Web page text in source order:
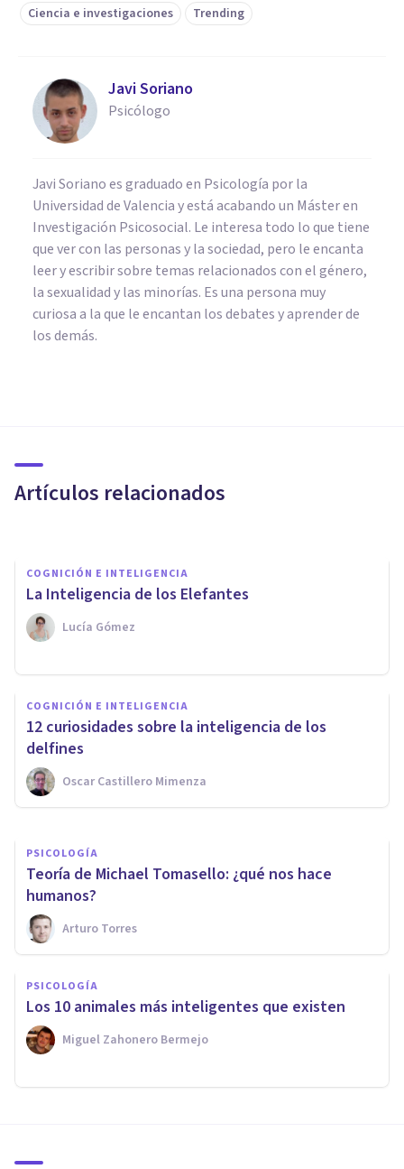
Ciencia e investigaciones Trending
Javi Soriano
Psicólogo
Javi Soriano es graduado en Psicología por la
Universidad de Valencia y está acabando un Máster en
Investigación Psicosocial. Le interesa todo lo que tiene
que ver con las personas y la sociedad, pero le encanta
leer y escribir sobre temas relacionados con el género,
la sexualidad y las minorías. Es una persona muy
curiosa a la que le encantan los debates y aprender de
los demás.
Artículos relacionados
madre, revela la ciencia
COGNICIÓN E INTELIGENCIA
La Inteligencia de los Elefantes
Lucía Gómez
COGNICIÓN E INTELIGENCIA
12 curiosidades sobre la inteligencia de los
delfines
Oscar Castillero Mimenza
COGNICIÓN E INTELIGENCIA
¿Tienen cognición los insectos?
Nahum Montagud Rubio
PSICOLOGÍA
Teoría de Michael Tomasello: ¿qué nos hace
humanos?
Arturo Torres
PSICOLOGÍA
Los 10 animales más inteligentes que existen
Miguel Zahonero Bermejo